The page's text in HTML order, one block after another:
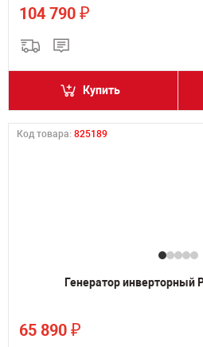
104 790 ₽
Купить
Код товара: 825189
Генератор инверторный
65 890 ₽